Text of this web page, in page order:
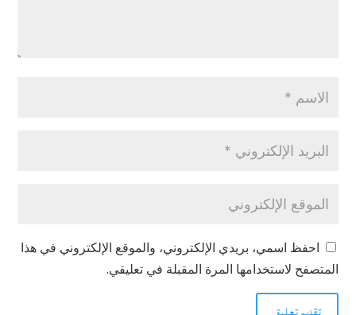
احفظ اسمي، بريدي الإلكتروني، والموقع الإلكتروني في هذا
المتصفح لاستخدامها المرة المقبلة في تعليقي.